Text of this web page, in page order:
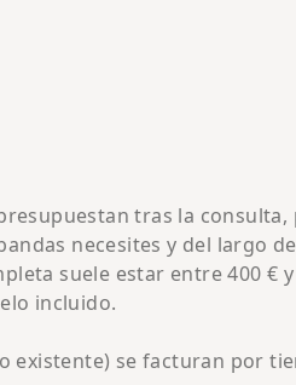
tras la consulta,
necesites y del largo
suele estar entre 400 € y
incluido.
existente) se facturan por